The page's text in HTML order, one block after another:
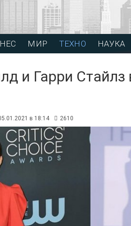
МИР ТЕХНО НАУКА
и Гарри Стайлз
в 18:14 2610